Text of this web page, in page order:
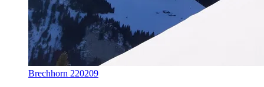
Brechhorn 220209